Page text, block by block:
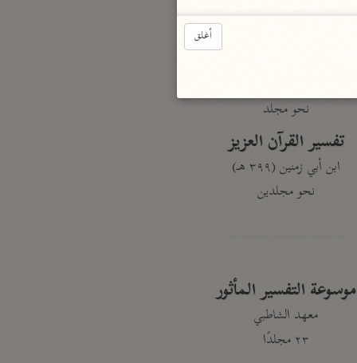
نحو مجلد
تفسير القرآن العزيز
ابن أبي زمنين (٣٩٩ هـ)
نحو مجلدين
موسوعة التفسير المأثور
معهد الشاطبي
٢٣ مجلدًا
أغلق